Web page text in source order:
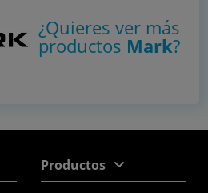
¿Quieres ver más
productos Mark?
Productos